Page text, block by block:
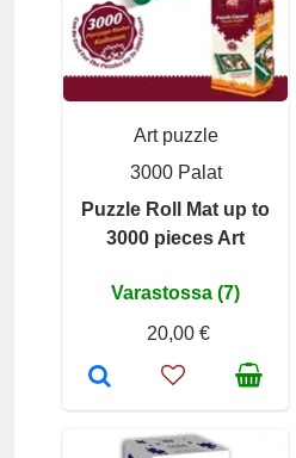
Art puzzle
3000 Palat
Puzzle Roll Mat up to
3000 pieces Art
Varastossa (7)
20,00 €